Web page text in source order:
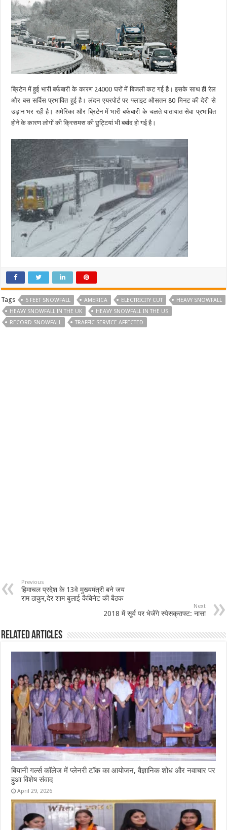
ब्रिटेन में हुई भारी बर्फबारी के कारण 24000 घरों में बिजली कट गई है। इसके साथ ही रेल
और बस सर्विस प्रभावित हुई है। लंदन एयरपोर्ट पर फ्लाइट औसतन 80 मिनट की देरी से
उड़ान भर रही है। अमेरिका और ब्रिटेन में भारी बर्फबारी के चलते यातायात सेवा प्रभावित
होने के कारण लोगों की क्रिसमस की छुट्टियां भी बर्बाद हो गई है।
Tags 5 FEET SNOWFALL AMERICA ELECTRICITY CUT
HEAVY SNOWFALL
HEAVY SNOWFALL IN THE UK
HEAVY SNOWFALL IN THE US
RECORD SNOWFALL
TRAFFIC SERVICE AFFECTED
Previous
हिमाचल प्रदेश के 13वे मुख्यमंत्री बने जय
राम ठाकुर,देर शाम बुलाई कैबिनेट की बैठक
Next
2018 में सूर्य पर भेजेंगे स्पेसक्राफ्ट: नासा
Related Articles
बियानी गर्ल्स कॉलेज में प्लेनरी टॉक का आयोजन, वैज्ञानिक शोध और नवाचार पर
हुआ विशेष संवाद
April 29, 2026